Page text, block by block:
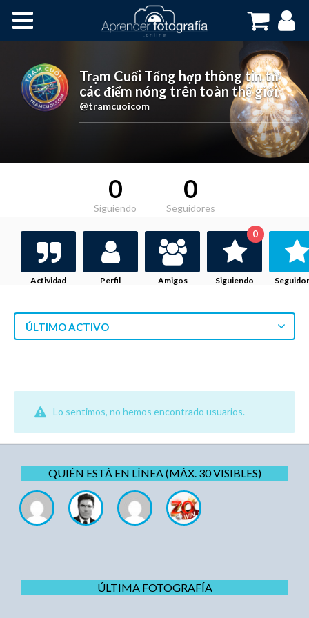
Cursos OnLine
Trạm Cuối Tổng hợp thông tin từ
các điểm nóng trên toàn thế giới,
@tramcuoicom
0
Siguiendo
0
Seguidores
Actividad Perfil Amigos Siguiendo
0
ÚLTIMO ACTIVO
Lo sentimos, no hemos encontrado usuarios.
QUIÉN ESTÁ EN LÍNEA (MÁX. 30 VISIBLES)
ÚLTIMA FOTOGRAFÍA